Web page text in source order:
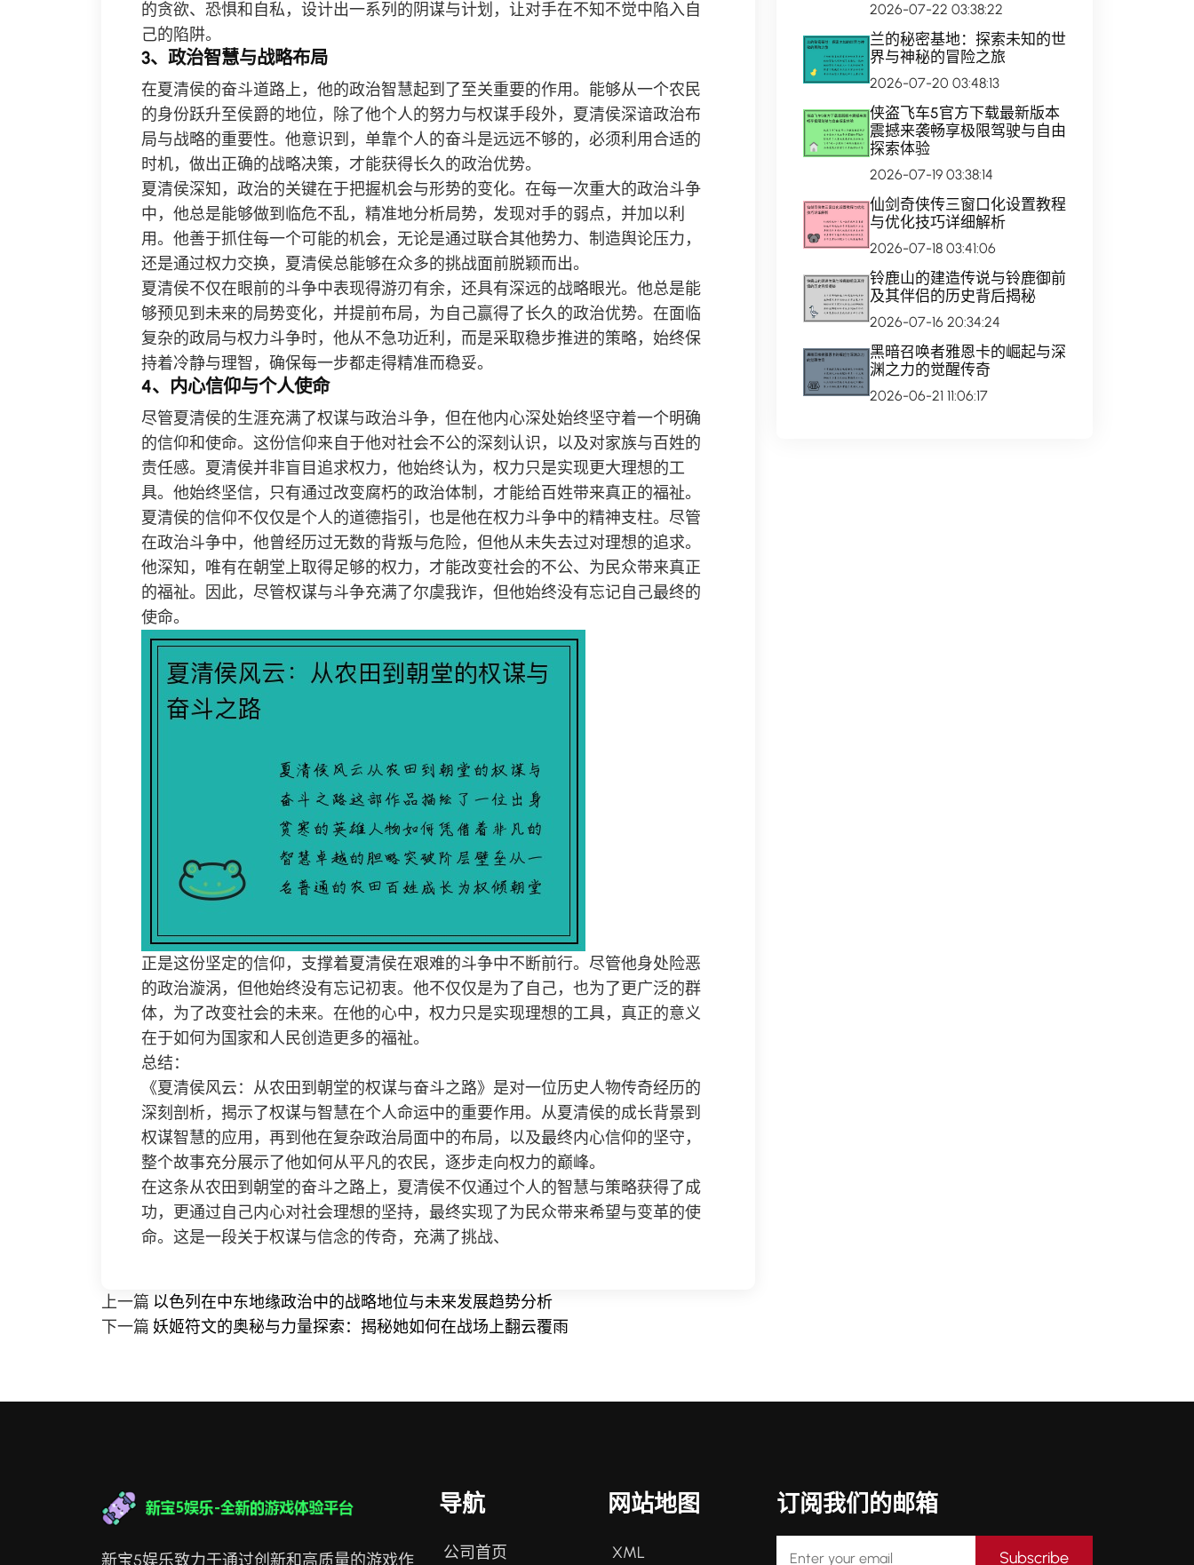
的贪欲、恐惧和自私，设计出一系列的阴谋与计划，让对手在不知不觉中陷入自
己的陷阱。
3、政治智慧与战略布局
在夏清侯的奋斗道路上，他的政治智慧起到了至关重要的作用。能够从一个农民
的身份跃升至侯爵的地位，除了他个人的努力与权谋手段外，夏清侯深谙政治布
局与战略的重要性。他意识到，单靠个人的奋斗是远远不够的，必须利用合适的
时机，做出正确的战略决策，才能获得长久的政治优势。
夏清侯深知，政治的关键在于把握机会与形势的变化。在每一次重大的政治斗争
中，他总是能够做到临危不乱，精准地分析局势，发现对手的弱点，并加以利
用。他善于抓住每一个可能的机会，无论是通过联合其他势力、制造舆论压力，
还是通过权力交换，夏清侯总能够在众多的挑战面前脱颖而出。
夏清侯不仅在眼前的斗争中表现得游刃有余，还具有深远的战略眼光。他总是能
够预见到未来的局势变化，并提前布局，为自己赢得了长久的政治优势。在面临
复杂的政局与权力斗争时，他从不急功近利，而是采取稳步推进的策略，始终保
持着冷静与理智，确保每一步都走得精准而稳妥。
4、内心信仰与个人使命
尽管夏清侯的生涯充满了权谋与政治斗争，但在他内心深处始终坚守着一个明确
的信仰和使命。这份信仰来自于他对社会不公的深刻认识，以及对家族与百姓的
责任感。夏清侯并非盲目追求权力，他始终认为，权力只是实现更大理想的工
具。他始终坚信，只有通过改变腐朽的政治体制，才能给百姓带来真正的福祉。
夏清侯的信仰不仅仅是个人的道德指引，也是他在权力斗争中的精神支柱。尽管
在政治斗争中，他曾经历过无数的背叛与危险，但他从未失去过对理想的追求。
他深知，唯有在朝堂上取得足够的权力，才能改变社会的不公、为民众带来真正
的福祉。因此，尽管权谋与斗争充满了尔虞我诈，但他始终没有忘记自己最终的
使命。
正是这份坚定的信仰，支撑着夏清侯在艰难的斗争中不断前行。尽管他身处险恶
的政治漩涡，但他始终没有忘记初衷。他不仅仅是为了自己，也为了更广泛的群
体，为了改变社会的未来。在他的心中，权力只是实现理想的工具，真正的意义
在于如何为国家和人民创造更多的福祉。
总结：
《夏清侯风云：从农田到朝堂的权谋与奋斗之路》是对一位历史人物传奇经历的
深刻剖析，揭示了权谋与智慧在个人命运中的重要作用。从夏清侯的成长背景到
权谋智慧的应用，再到他在复杂政治局面中的布局，以及最终内心信仰的坚守，
整个故事充分展示了他如何从平凡的农民，逐步走向权力的巅峰。
在这条从农田到朝堂的奋斗之路上，夏清侯不仅通过个人的智慧与策略获得了成
功，更通过自己内心对社会理想的坚持，最终实现了为民众带来希望与变革的使
命。这是一段关于权谋与信念的传奇，充满了挑战、
上一篇 以色列在中东地缘政治中的战略地位与未来发展趋势分析
下一篇 妖姬符文的奥秘与力量探索：揭秘她如何在战场上翻云覆雨
2026-07-22 03:38:22
兰的秘密基地：探索未知的世
界与神秘的冒险之旅
2026-07-20 03:48:13
侠盗飞车5官方下载最新版本
震撼来袭畅享极限驾驶与自由
探索体验
2026-07-19 03:38:14
仙剑奇侠传三窗口化设置教程
与优化技巧详细解析
2026-07-18 03:41:06
铃鹿山的建造传说与铃鹿御前
及其伴侣的历史背后揭秘
2026-07-16 20:34:24
黑暗召唤者雅恩卡的崛起与深
渊之力的觉醒传奇
2026-06-21 11:06:17
新宝5娱乐致力于通过创新和高质量的游戏作
导航
公司首页
网站地图
XML
订阅我们的邮箱
Subscribe